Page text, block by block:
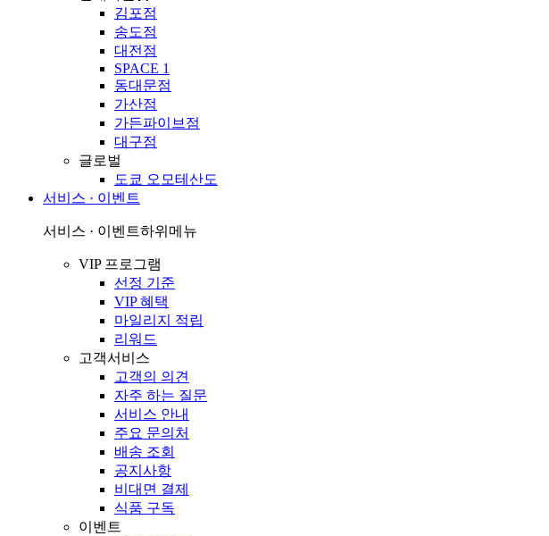
김포점
송도점
대전점
SPACE 1
동대문점
가산점
가든파이브점
대구점
글로벌
도쿄 오모테산도
서비스 · 이벤트
서비스 · 이벤트하위메뉴
VIP 프로그램
선정 기준
VIP 혜택
마일리지 적립
리워드
고객서비스
고객의 의견
자주 하는 질문
서비스 안내
주요 문의처
배송 조회
공지사항
비대면 결제
식품 구독
이벤트